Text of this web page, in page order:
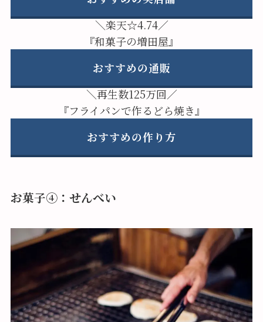
＼楽天☆4.74／
『和菓子の増田屋』
おすすめの通販
＼再生数125万回／
『フライパンで作るどら焼き』
おすすめの作り方
お菓子④：せんべい